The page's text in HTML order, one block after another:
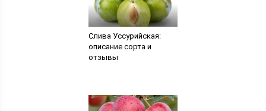
Слива Уссурийская:
описание сорта и
отзывы